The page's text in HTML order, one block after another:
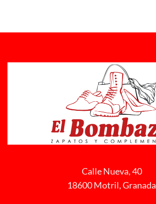
Calle Nueva, 40
18600 Motril, Granada